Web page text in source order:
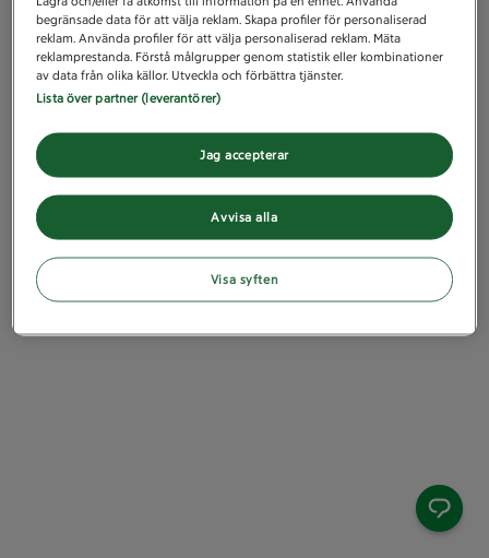
begränsade data för att välja reklam. Skapa profiler för personaliserad
reklam. Använda profiler för att välja personaliserad reklam. Mäta
reklamprestanda. Förstå målgrupper genom statistik eller kombinationer
av data från olika källor. Utveckla och förbättra tjänster.
Lista över partner (leverantörer)
Avvisa alla
Jag accepterar
Visa syften